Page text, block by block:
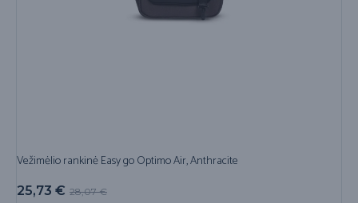
Vežimėlio rankinė Easy go Optimo Air, Anthracite
28,07€
25,73 €